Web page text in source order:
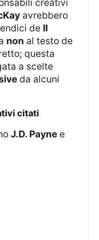
creativi
avrebbero
de Il
non al testo de
questa
a scelte
da alcuni
citati
J.D. Payne e